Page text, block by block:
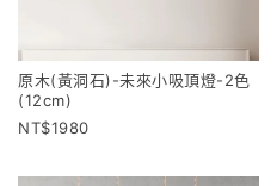
原木(黃洞石)-未來小吸頂燈-2色
(12cm)
1980